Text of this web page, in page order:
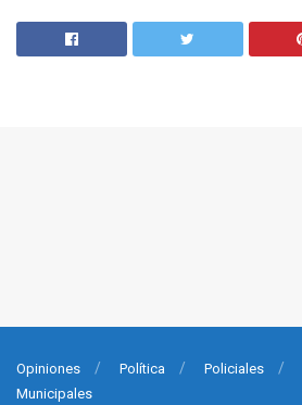
Opiniones Política Policiales
Municipales